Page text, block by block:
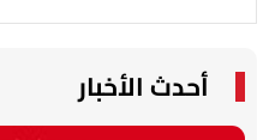
أحدث الأخبار